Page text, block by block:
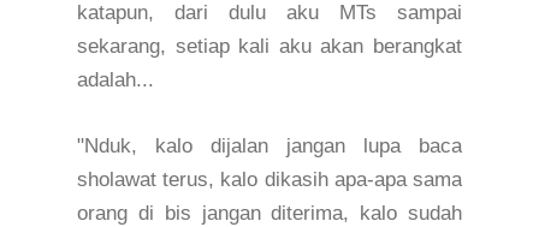
katapun, dari dulu aku MTs sampai
sekarang, setiap kali aku akan berangkat
adalah...
"Nduk, kalo dijalan jangan lupa baca
sholawat terus, kalo dikasih apa-apa sama
orang di bis jangan diterima, kalo sudah